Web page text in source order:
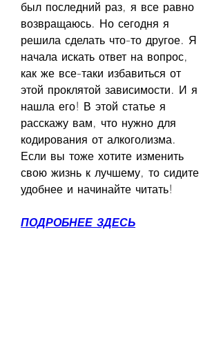
был последний раз, я все равно
возвращаюсь. Но сегодня я
решила сделать что-то другое. Я
начала искать ответ на вопрос,
как же все-таки избавиться от
этой проклятой зависимости. И я
нашла его! В этой статье я
расскажу вам, что нужно для
кодирования от алкоголизма.
Если вы тоже хотите изменить
свою жизнь к лучшему, то сидите
удобнее и начинайте читать!
ПОДРОБНЕЕ ЗДЕСЬ